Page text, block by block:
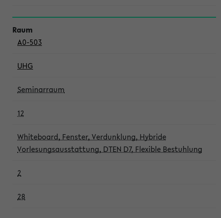
A0-503
UHG
Seminarraum
12
Whiteboard, Fenster, Verdunklung, Hybride
Vorlesungsausstattung, DTEN D7, Flexible Bestuhlung
2
28